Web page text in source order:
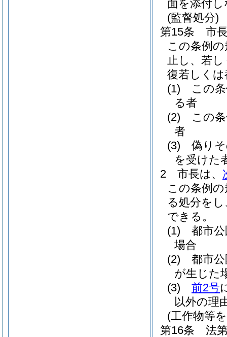
面を添付
(監督処分)
第15条
市
この条例
止し、若
復若しく
(1)
この
る者
(2)
この
者
(3)
偽り
を受けた
2
市長は、
この条例
る処分を
できる。
(1)
都市
場合
(2)
都市
が生じた
(3)
前2号
以外の理
(工作物等
第16条
法